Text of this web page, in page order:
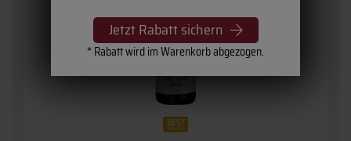
Jetzt Rabatt sichern
* Rabatt wird im Warenkorb abgezogen.